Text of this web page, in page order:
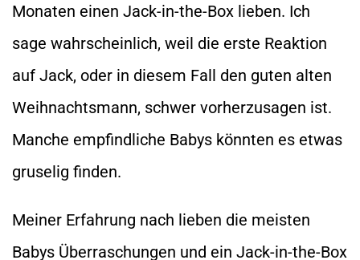
Monaten einen Jack-in-the-Box lieben. Ich
sage wahrscheinlich, weil die erste Reaktion
auf Jack, oder in diesem Fall den guten alten
Weihnachtsmann, schwer vorherzusagen ist.
Manche empfindliche Babys könnten es etwas
gruselig finden.
Meiner Erfahrung nach lieben die meisten
Babys Überraschungen und ein Jack-in-the-Box